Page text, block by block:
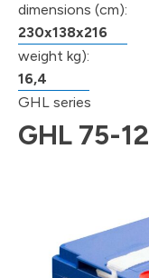
dimensions (cm):
230x138x216
weight kg):
16,4
GHL series
GHL 75-12